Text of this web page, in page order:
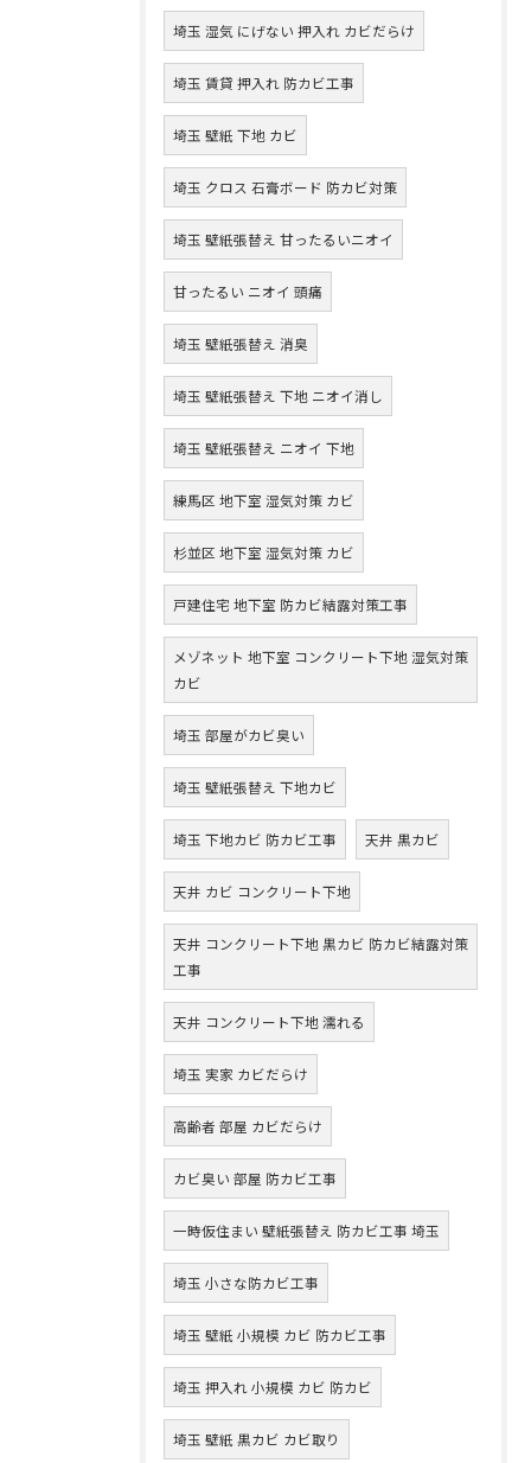
埼玉 湿気 にげない 押入れ カビだらけ
埼玉 賃貸 押入れ 防カビ工事
埼玉 壁紙 下地 カビ
埼玉 クロス 石膏ボード 防カビ対策
埼玉 壁紙張替え 甘ったるいニオイ
甘ったるい ニオイ 頭痛
埼玉 壁紙張替え 消臭
埼玉 壁紙張替え 下地 ニオイ消し
埼玉 壁紙張替え ニオイ 下地
練馬区 地下室 湿気対策 カビ
杉並区 地下室 湿気対策 カビ
戸建住宅 地下室 防カビ結露対策工事
メゾネット 地下室 コンクリート下地 湿気対策
カビ
埼玉 部屋がカビ臭い
埼玉 壁紙張替え 下地カビ
埼玉 下地カビ 防カビ工事 天井 黒カビ
天井 カビ コンクリート下地
天井 コンクリート下地 黒カビ 防カビ結露対策
工事
天井 コンクリート下地 濡れる
埼玉 実家 カビだらけ
高齢者 部屋 カビだらけ
カビ臭い 部屋 防カビ工事
一時仮住まい 壁紙張替え 防カビ工事 埼玉
埼玉 小さな防カビ工事
埼玉 壁紙 小規模 カビ 防カビ工事
埼玉 押入れ 小規模 カビ 防カビ
埼玉 壁紙 黒カビ カビ取り